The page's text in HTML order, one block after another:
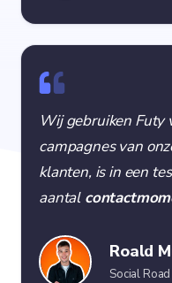
Wij gebruiken Futy
campagnes van
klanten, is in een
aantal
Roald
Social